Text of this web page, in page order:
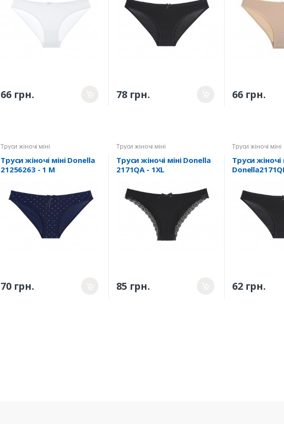
66 грн. 78 грн. 66 грн.
Труси жіночі міні
Труси жіночі міні Donella
21256263 - 1 M
70 грн.
Труси жіночі міні
Труси жіночі міні Donella
2171QA - 1XL
85 грн.
Труси жіночі міні
Труси жіночі
62 грн.